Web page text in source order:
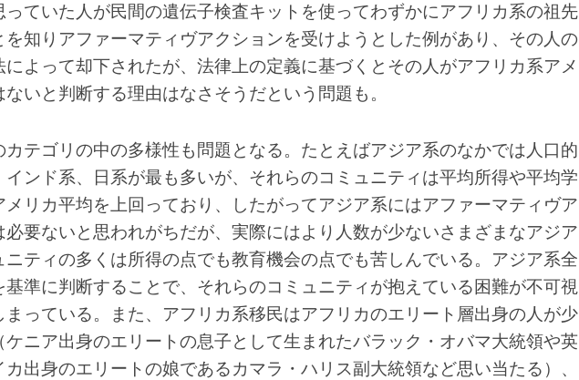
っていた人が民間の遺伝子検査キットを使ってわずかにアフリカ系の祖先
を知りアファーマティヴアクションを受けようとした例があり、その人の
によって却下されたが、法律上の定義に基づくとその人がアフリカ系アメ
ないと判断する理由はなさそうだという問題も。
カテゴリの中の多様性も問題となる。たとえばアジア系のなかでは人口的
インド系、日系が最も多いが、それらのコミュニティは平均所得や平均学
メリカ平均を上回っており、したがってアジア系にはアファーマティヴア
必要ないと思われがちだが、実際にはより人数が少ないさまざまなアジア
ニティの多くは所得の点でも教育機会の点でも苦しんでいる。アジア系全
基準に判断することで、それらのコミュニティが抱えている困難が不可視
まっている。また、アフリカ系移民はアフリカのエリート層出身の人が少
ケニア出身のエリートの息子として生まれたバラック・オバマ大統領や英
出身のエリートの娘であるカマラ・ハリス副大統領など思い当たる）、